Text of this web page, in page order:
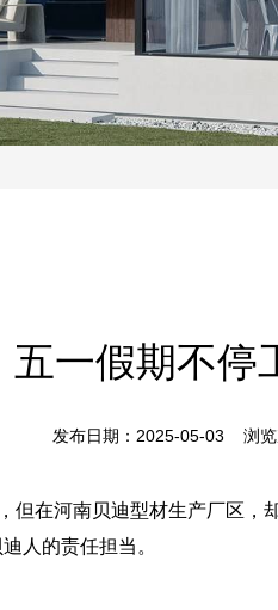
五一假期不停
发布日期：2025-05-03 浏览
但在河南贝迪型材生产厂区
人的责任担当。